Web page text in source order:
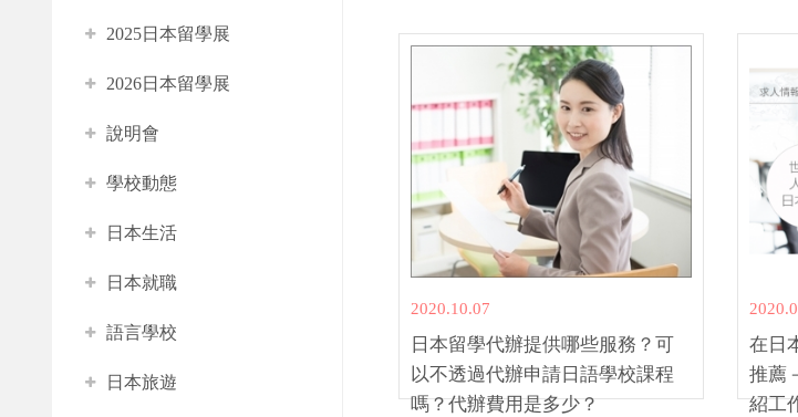
2025日本留學展
2026日本留學展
說明會
學校動態
日本生活
日本就職
語言學校
日本旅遊
2020.10.07
日本留學代辦提供哪些服務？可
以不透過代辦申請日語學校課程
嗎？代辦費用是多少？
在日
推薦
紹工